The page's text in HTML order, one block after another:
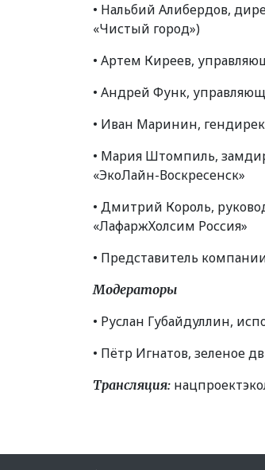
• Нальбий Алибердов,
«Чистый город»)
• Артем Киреев,
• Андрей Функ,
• Иван Маринин,
• Мария Штомпиль,
«ЭкоЛайн-Воскресенск»
• Дмитрий Король,
«ЛафаржХолсим Россия»
• Представитель
Модераторы
• Руслан Губайдуллин,
• Пётр Игнатов, зеленое
Трансляция: